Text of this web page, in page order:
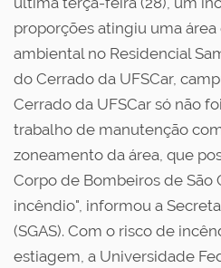
proporções atingiu uma
ambiental no Residencial
do Cerrado da UFSCar,
Cerrado da UFSCar só não
trabalho de manutenção
zoneamento da área, que
Corpo de Bombeiros de São
incêndio", informou a
(SGAS). Com o risco de
estiagem, a Universidade